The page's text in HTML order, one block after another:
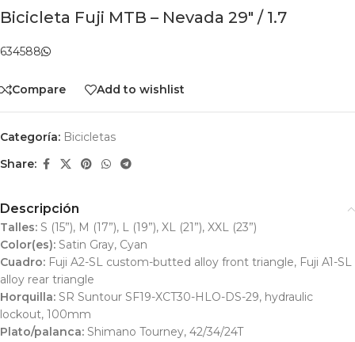
Bicicleta Fuji MTB – Nevada 29″ / 1.7
634588
Compare Add to wishlist
Categoría: Bicicletas
Share:
Descripción
Talles: S (15”), M (17”), L (19”), XL (21”), XXL (23”)
Color(es): Satin Gray, Cyan
Cuadro: Fuji A2-SL custom-butted alloy front triangle, Fuji A1-SL
alloy rear triangle
Horquilla: SR Suntour SF19-XCT30-HLO-DS-29, hydraulic
lockout, 100mm
Plato/palanca: Shimano Tourney, 42/34/24T